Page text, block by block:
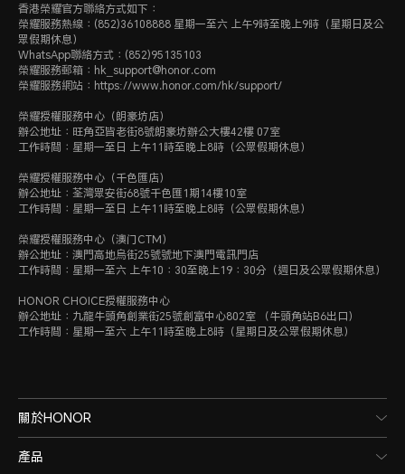
香港榮耀官方聯絡方式如下：
榮耀服務熱線：(852)36108888 星期一至六 上午9時至晚上9時（星期日及公
眾假期休息）
WhatsApp聯絡方式：(852)95135103
榮耀服務郵箱：hk_support@honor.com
榮耀服務網站：https://www.honor.com/hk/support/
榮耀授權服務中心（朗豪坊店）
辦公地址：旺角亞皆老街8號朗豪坊辦公大樓42樓 07室
工作時間：星期一至日 上午11時至晚上8時（公眾假期休息）
榮耀授權服務中心（千色匯店）
辦公地址：荃灣眾安街68號千色匯1期14樓10室
工作時間：星期一至日 上午11時至晚上8時（公眾假期休息）
榮耀授權服務中心（澳门CTM）
辦公地址：澳門高地烏街25號號地下澳門電訊門店
工作時間：星期一至六 上午10：30至晚上19：30分（週日及公眾假期休息）
HONOR CHOICE授權服務中心
辦公地址：九龍牛頭角創業街25號創富中心802室 （牛頭角站B6出口）
工作時間：星期一至六 上午11時至晚上8時（星期日及公眾假期休息）
關於HONOR
產品